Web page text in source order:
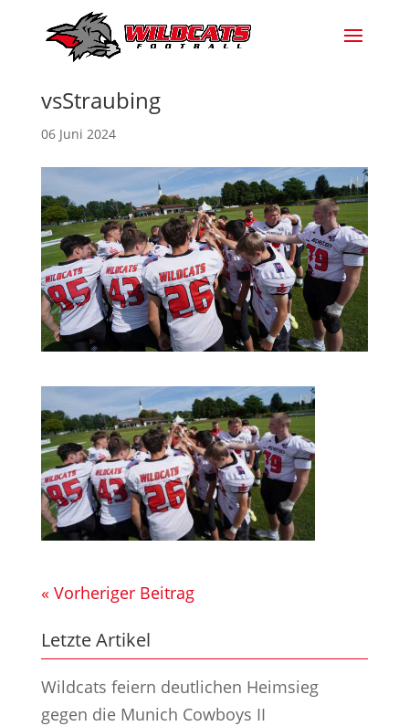
vsStraubing
06 Juni 2024
« Vorheriger Beitrag
Letzte Artikel
Wildcats feiern deutlichen Heimsieg
gegen die Munich Cowboys II